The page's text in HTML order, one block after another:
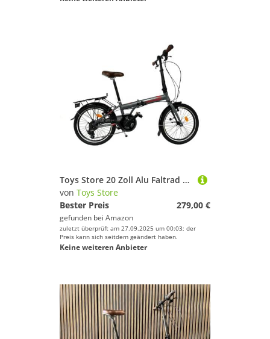
Toys Store 20 Zoll Alu Faltrad Klapprad 7Gang-Schaltung Camping Rad Klappfahrrad (Grau-Rot)
von Toys Store
Bester Preis
279,00 €
gefunden bei Amazon
zuletzt überprüft am 27.09.2025 um 00:03; der
Preis kann sich seitdem geändert haben.
Keine weiteren Anbieter